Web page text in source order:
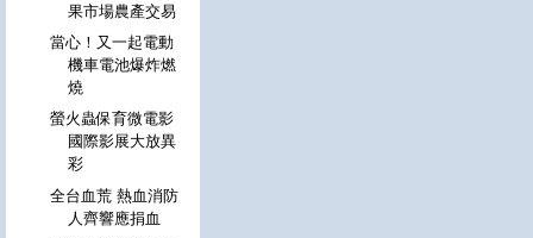
果市場農產交易
當心！又一起電動
機車電池爆炸燃
燒
螢火蟲保育微電影
國際影展大放異
彩
全台血荒 熱血消防
人齊響應捐血